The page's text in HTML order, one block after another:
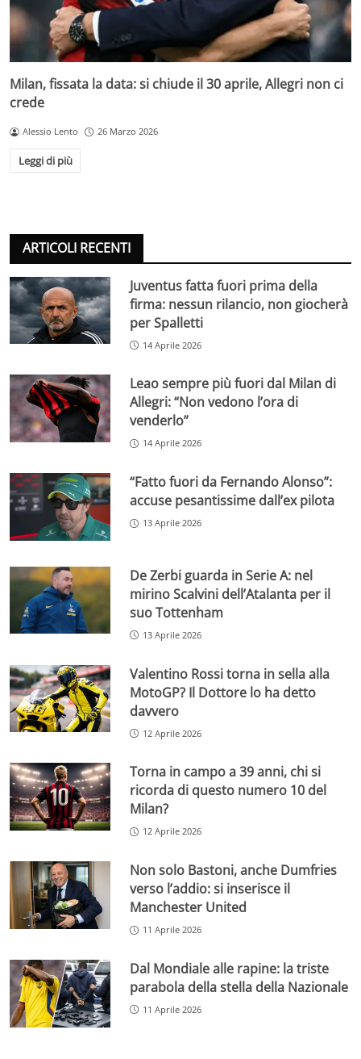
Milan, fissata la data: si chiude il 30 aprile, Allegri non ci
crede
Alessio Lento 26 Marzo 2026
Leggi di più
ARTICOLI RECENTI
Juventus fatta fuori prima della
firma: nessun rilancio, non giocherà
per Spalletti
14 Aprile 2026
Leao sempre più fuori dal Milan di
Allegri: “Non vedono l’ora di
venderlo”
14 Aprile 2026
“Fatto fuori da Fernando Alonso”:
accuse pesantissime dall’ex pilota
13 Aprile 2026
De Zerbi guarda in Serie A: nel
mirino Scalvini dell’Atalanta per il
suo Tottenham
13 Aprile 2026
Valentino Rossi torna in sella alla
MotoGP? Il Dottore lo ha detto
davvero
12 Aprile 2026
Torna in campo a 39 anni, chi si
ricorda di questo numero 10 del
Milan?
12 Aprile 2026
Non solo Bastoni, anche Dumfries
verso l’addio: si inserisce il
Manchester United
11 Aprile 2026
Dal Mondiale alle rapine: la triste
parabola della stella della Nazionale
11 Aprile 2026